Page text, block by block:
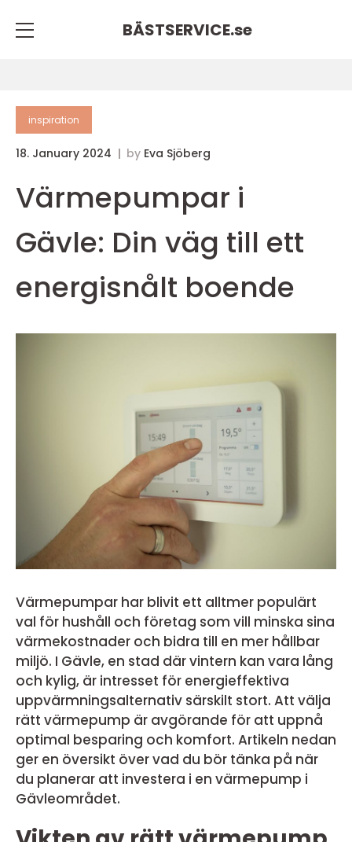
BÄSTSERVICE.se
inspiration
18. January 2024 by Eva Sjöberg
Värmepumpar i
Gävle: Din väg till ett
energisnålt boende
Värmepumpar har blivit ett alltmer populärt
val för hushåll och företag som vill minska sina
värmekostnader och bidra till en mer hållbar
miljö. I Gävle, en stad där vintern kan vara lång
och kylig, är intresset för energieffektiva
uppvärmningsalternativ särskilt stort. Att välja
rätt värmepump är avgörande för att uppnå
optimal besparing och komfort. Artikeln nedan
ger en översikt över vad du bör tänka på när
du planerar att investera i en värmepump i
Gävleområdet.